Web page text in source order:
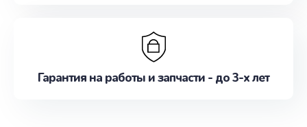
Гарантия на работы и запчасти - до 3-х лет